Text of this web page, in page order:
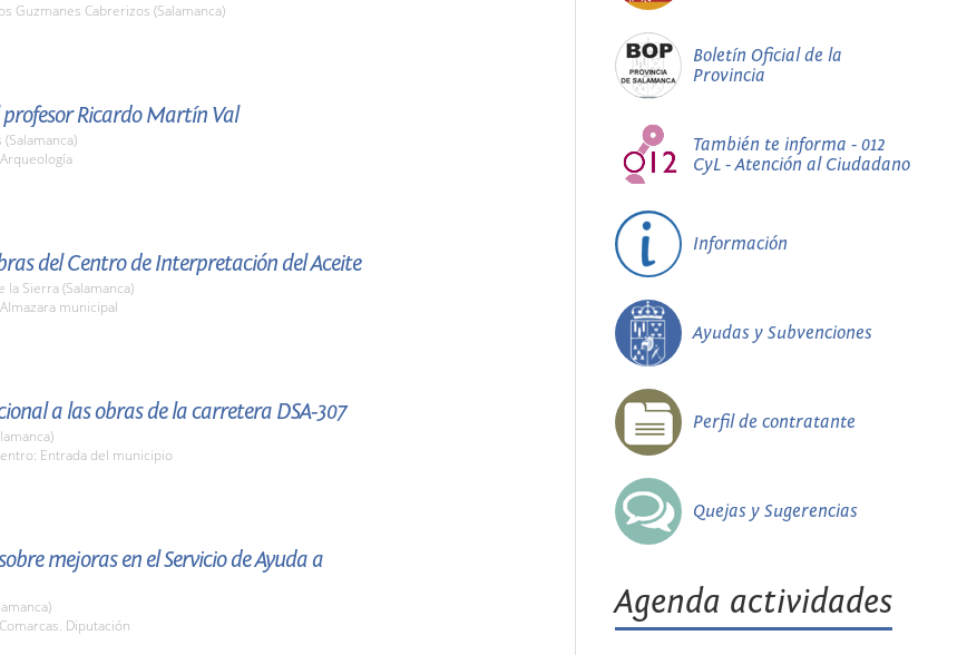
Guzmanes Cabrerizos (Salamanca)
Ricardo Martín Val
del Centro de Interpretación del Aceite
la Sierra (Salamanca)
municipal
a las obras de la carretera DSA-307
Entrada del municipio
mejoras en el Servicio de Ayuda a
Diputación
Boletín Oficial de la
Provincia
También te informa - 012
CyL - Atención al Ciudadano
Información
Ayudas y Subvenciones
Perfil de contratante
Quejas y Sugerencias
Agenda actividades